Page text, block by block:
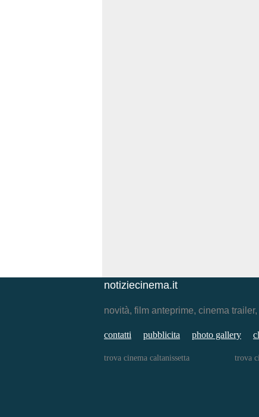
notiziecinema.it
novità, film anteprime, cinema
contatti pubblicita photo gallery
trova cinema caltanissetta trova